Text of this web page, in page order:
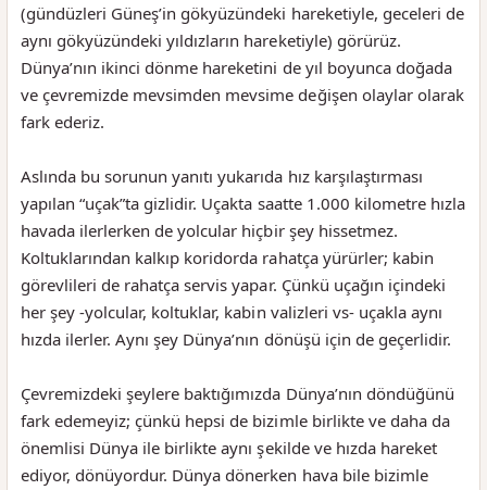
(gündüzleri Güneş’in gökyüzündeki hareketiyle, geceleri de
aynı gökyüzündeki yıldızların hareketiyle) görürüz.
Dünya’nın ikinci dönme hareketini de yıl boyunca doğada
ve çevremizde mevsimden mevsime değişen olaylar olarak
fark ederiz.
Aslında bu sorunun yanıtı yukarıda hız karşılaştırması
yapılan “uçak”ta gizlidir. Uçakta saatte 1.000 kilometre hızla
havada ilerlerken de yolcular hiçbir şey hissetmez.
Koltuklarından kalkıp koridorda rahatça yürürler; kabin
görevlileri de rahatça servis yapar. Çünkü uçağın içindeki
her şey -yolcular, koltuklar, kabin valizleri vs- uçakla aynı
hızda ilerler. Aynı şey Dünya’nın dönüşü için de geçerlidir.
Çevremizdeki şeylere baktığımızda Dünya’nın döndüğünü
fark edemeyiz; çünkü hepsi de bizimle birlikte ve daha da
önemlisi Dünya ile birlikte aynı şekilde ve hızda hareket
ediyor, dönüyordur. Dünya dönerken hava bile bizimle